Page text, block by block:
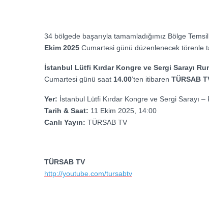
34 bölgede başarıyla tamamladığımız Bölge
Ekim 2025 Cumartesi günü düzenlenecek törenle
İstanbul Lütfi Kırdar Kongre ve Sergi Sarayı
Cumartesi günü saat 14.00’ten itibaren TÜRSAB
Yer: İstanbul Lütfi Kırdar Kongre ve Sergi Sarayı
Tarih & Saat: 11 Ekim 2025, 14:00
Canlı Yayın: TÜRSAB TV
TÜRSAB TV
http://youtube.com/tursabtv